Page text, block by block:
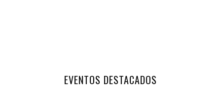
EVENTOS DESTACADOS